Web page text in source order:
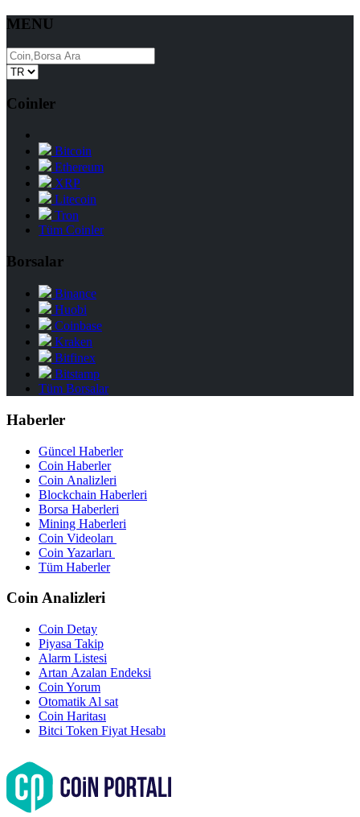
MENU
Coinler
Bitcoin
Ethereum
XRP
Litecoin
Tron
Tüm Coinler
Borsalar
Binance
Huobi
Coinbase
Kraken
Bitfinex
Bitstamp
Tüm Borsalar
Haberler
Güncel Haberler
Coin Haberler
Coin Analizleri
Blockchain Haberleri
Borsa Haberleri
Mining Haberleri
Coin Videoları
Coin Yazarları
Tüm Haberler
Coin Analizleri
Coin Detay
Piyasa Takip
Alarm Listesi
Artan Azalan Endeksi
Coin Yorum
Otomatik Al sat
Coin Haritası
Bitci Token Fiyat Hesabı